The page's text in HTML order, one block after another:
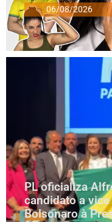
06/08/2026
PL oficializa
candidato a
Bolsonaro à